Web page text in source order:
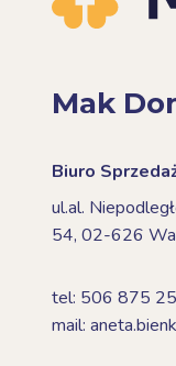
Mak
Biuro
ul.al.
54, 02-626
tel: 506 875
mail: